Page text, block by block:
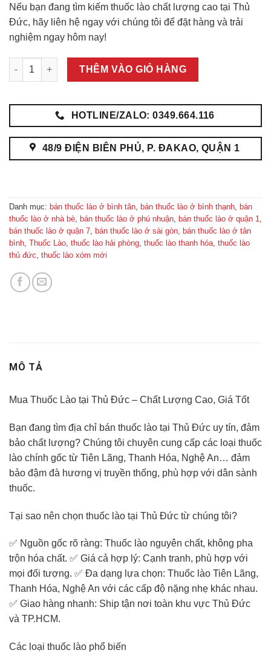
Nếu bạn đang tìm kiếm thuốc lào chất lượng cao tại Thủ
Đức, hãy liên hệ ngay với chúng tôi để đặt hàng và trải
nghiệm ngay hôm nay!
Mua Thuốc Lào tại Thủ Đức - Chất Lượng Cao, Giá Tốt số
THÊM VÀO GIỎ HÀNG
HOTLINE/ZALO: 0349.664.116
48/9 ĐIỆN BIÊN PHỦ, P. ĐAKAO, QUẬN 1
Danh mục: bán thuốc lào ở bình tân bán thuốc lào ở bình thạnh
bán
thuốc lào ở nhà bè
bán thuốc lào ở phú nhuận bán thuốc lào ở quận 1
bán thuốc lào ở quận 7
bán thuốc lào ở sài gòn
bán thuốc lào ở tân
bình Thuốc Lào thuốc lào hải phòng thuốc lào thanh hóa thuốc lào
thủ đức thuốc lào xóm mới
MÔ TẢ
Mua Thuốc Lào tại Thủ Đức – Chất Lượng Cao, Giá Tốt
Bạn đang tìm địa chỉ bán thuốc lào tại Thủ Đức uy tín, đảm
bảo chất lượng? Chúng tôi chuyên cung cấp các loại thuốc
lào chính gốc từ Tiên Lãng, Thanh Hóa, Nghệ An… đảm
bảo đậm đà hương vị truyền thống, phù hợp với dân sành
thuốc.
Tại sao nên chọn thuốc lào tại Thủ Đức từ chúng tôi?
✅ Nguồn gốc rõ ràng: Thuốc lào nguyên chất, không pha
trộn hóa chất. ✅ Giá cả hợp lý: Cạnh tranh, phù hợp với
mọi đối tượng. ✅ Đa dạng lựa chọn: Thuốc lào Tiên Lãng,
Thanh Hóa, Nghệ An với các cấp độ nặng nhẹ khác nhau.
✅ Giao hàng nhanh: Ship tận nơi toàn khu vực Thủ Đức
và TP.HCM.
Các loại thuốc lào phổ biến